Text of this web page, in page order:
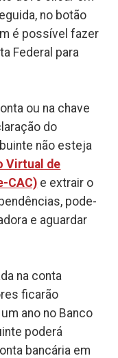
no botão
é possível fazer
Federal para
ou na chave
do
não esteja
Virtual de
CAC) e extrair o
pode-
e aguardar
na conta
ficarão
ano no Banco
poderá
bancária em